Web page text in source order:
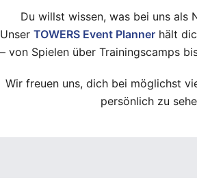
Du willst wissen, was bei uns als
Unser TOWERS Event Planner hält
– von Spielen über Trainingscamps
Wir freuen uns, dich bei möglichst
persönlich zu